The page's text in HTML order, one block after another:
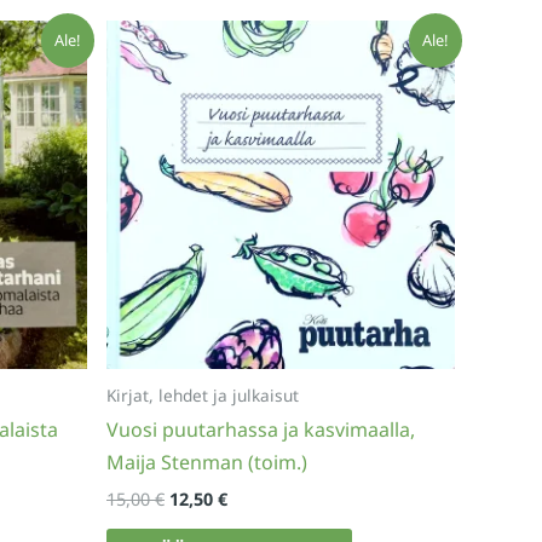
Ale! Ale!
Kirjat, lehdet ja julkaisut
Vuosi puutarhassa ja kasvimaalla,
Maija Stenman (toim.)
15,00€ Alkuperäinen
12,50 €Nykyinen